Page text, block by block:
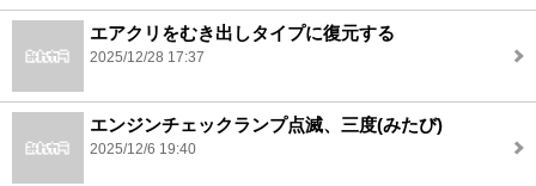
エアクリをむき出しタイプに復元する
2025/12/28 17:37
エンジンチェックランプ点滅、三度(みたび)
2025/12/6 19:40